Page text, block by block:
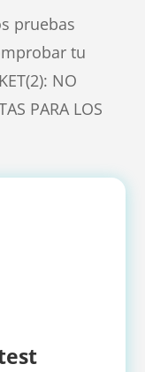
pruebas
tu
NO
PARA LOS